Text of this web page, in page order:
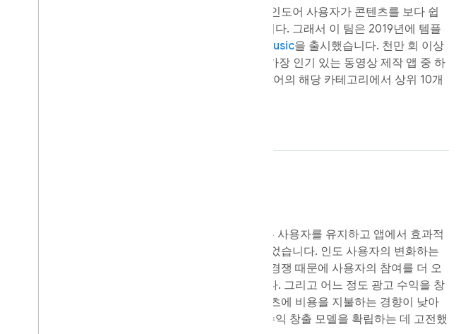
Qtonz Infosoft Pvt. Ltd.는 처음부터 인도어 사용자가 콘텐츠를 보다 쉽
게 만들 수 있게 하는 데 전념해 왔습니다. 그래서 이 팀은 2019년에 템플
MBit Music을 출시했습니다. 천만 회 이상
다운로드된 MBit는 빠르게 인도에서 가장 인기 있는 동영상 제작 앱 중 하
나가 되었으며 현재 Google Play 스토어의 해당 카테고리에서 상위 10개
MBit의 인기에도 불구하고 Qtonz팀은 사용자를 유지하고 앱에서 효과적
으로 수익을 창출하는 데 어려움을 겪었습니다. 인도 사용자의 변화하는
기대와 글로벌 및 로컬 플레이어와의 경쟁 때문에 사용자의 참여를 더 오
랜 기간 동안 유지하기가 어려웠습니다. 그리고 어느 정도 광고 수익을 창
출할 수 있었지만 사용자가 인앱 콘텐츠에 비용을 지불하는 경향이 낮아
서 인앱 구매 또는 구독과 같은 대체 수익 창출 모델을 확립하는 데 고전했